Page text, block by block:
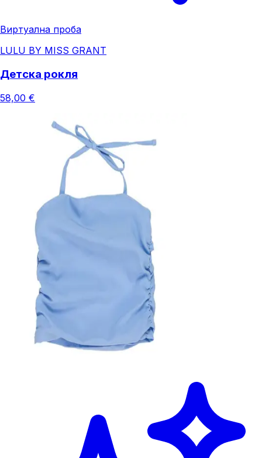
Виртуална проба
LULU BY MISS GRANT
Детска рокля
58,00 €